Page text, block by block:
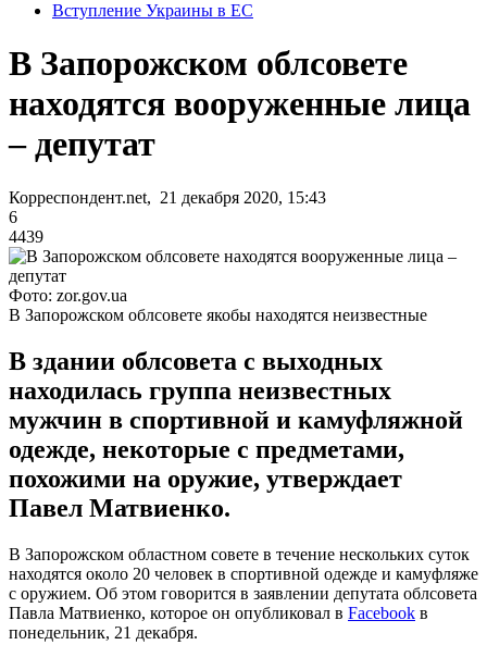
Вступление Украины в ЕС
В Запорожском облсовете
находятся вооруженные лица
– депутат
Корреспондент.net, 21 декабря 2020, 15:43
6
4439
Фото: zor.gov.ua
В Запорожском облсовете якобы находятся неизвестные
В здании облсовета с выходных
находилась группа неизвестных
мужчин в спортивной и камуфляжной
одежде, некоторые с предметами,
похожими на оружие, утверждает
Павел Матвиенко.
В Запорожском областном совете в течение нескольких суток
находятся около 20 человек в спортивной одежде и камуфляже
с оружием. Об этом говорится в заявлении депутата облсовета
Павла Матвиенко, которое он опубликовал в Facebook в
понедельник, 21 декабря.